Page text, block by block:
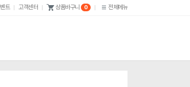
트 고객센터 상품바구니 0 전체메뉴